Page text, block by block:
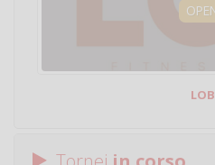
LOB